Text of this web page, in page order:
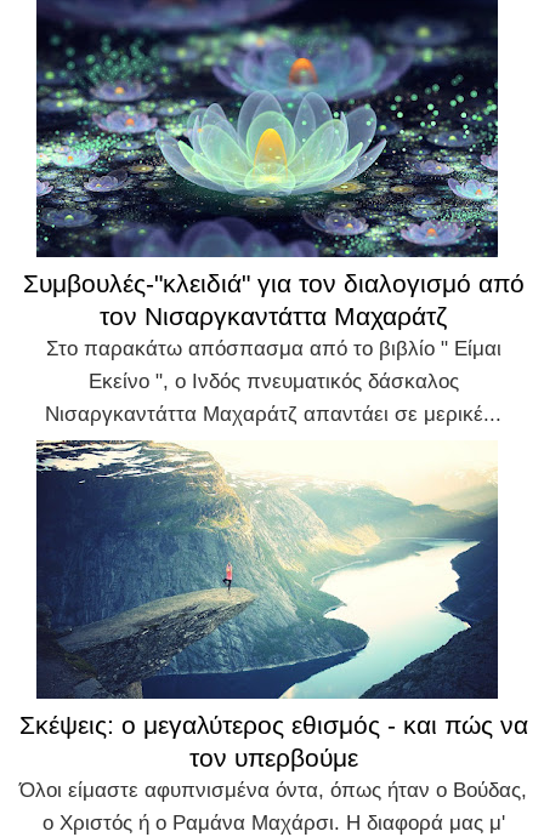
Συμβουλές-"κλειδιά" για τον διαλογισμό από
τον Νισαργκαντάττα Μαχαράτζ
Στο παρακάτω απόσπασμα από το βιβλίο " Είμαι
Εκείνο ", ο Ινδός πνευματικός δάσκαλος
Νισαργκαντάττα Μαχαράτζ απαντάει σε μερικέ...
Σκέψεις: ο μεγαλύτερος εθισμός - και πώς να
τον υπερβούμε
Όλοι είμαστε αφυπνισμένα όντα, όπως ήταν ο Βούδας,
ο Χριστός ή ο Ραμάνα Μαχάρσι. Η διαφορά μας μ'